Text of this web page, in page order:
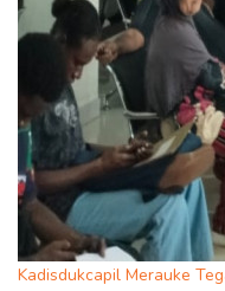
Kadisdukcapil Merauke